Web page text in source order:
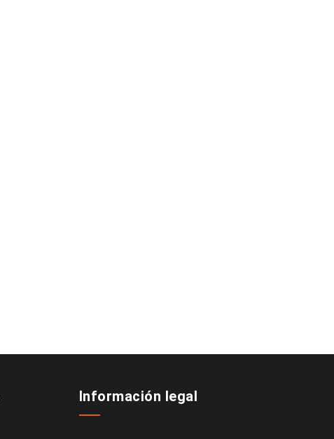
Información legal